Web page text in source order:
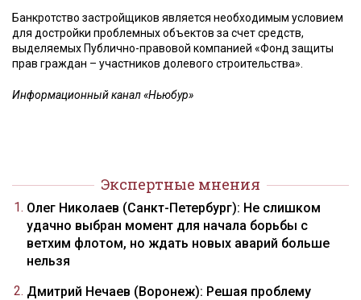
Банкротство застройщиков является необходимым условием
для достройки проблемных объектов за счет средств,
выделяемых Публично-правовой компанией «Фонд защиты
прав граждан – участников долевого строительства».
Информационный канал «Ньюбур»
Экспертные мнения
Олег Николаев (Санкт-Петербург): Не слишком
удачно выбран момент для начала борьбы с
ветхим флотом, но ждать новых аварий больше
нельзя
Дмитрий Нечаев (Воронеж): Решая проблему